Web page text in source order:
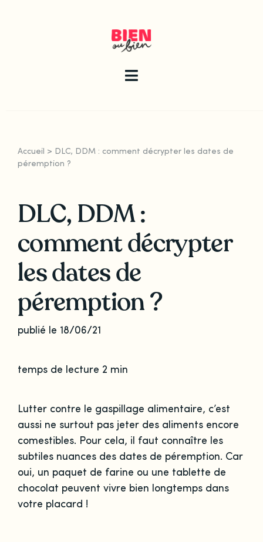
Toggle
Les articles
Qui sommes-nous ?
Accueil > DLC, DDM : comment décrypter les dates de
péremption ?
DLC, DDM :
comment décrypter
les dates de
péremption ?
publié le 18/06/21
temps de lecture 2 min
Lutter contre le gaspillage alimentaire, c’est
aussi ne surtout pas jeter des aliments encore
comestibles. Pour cela, il faut connaître les
subtiles nuances des dates de péremption. Car
oui, un paquet de farine ou une tablette de
chocolat peuvent vivre bien longtemps dans
votre placard !